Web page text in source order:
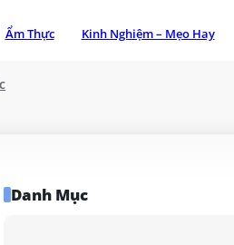
Ẩm Thực Kinh Nghiệm – Mẹo Hay
Danh Mục